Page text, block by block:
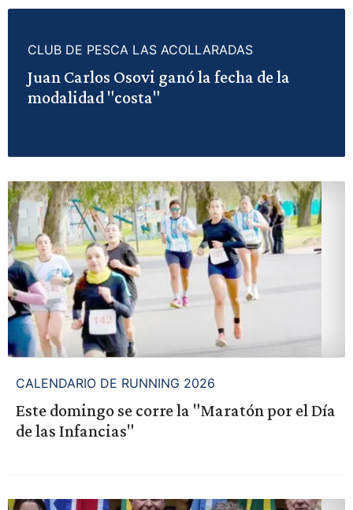
CLUB DE PESCA LAS ACOLLARADAS
Juan Carlos Osovi ganó la fecha de la
modalidad "costa"
CALENDARIO DE RUNNING 2026
Este domingo se corre la "Maratón por el Día
de las Infancias"